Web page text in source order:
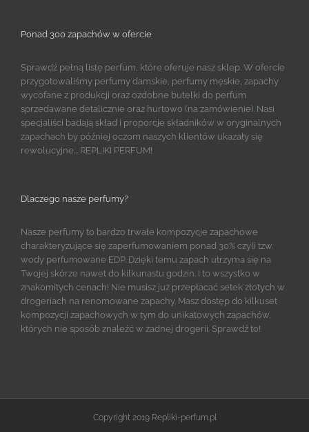
Ponad 300 zapachów w ofercie
Sprawdź pełną listę perfum, które oferuje nasz sklep. W ofercie
przygotowaliśmy perfumy damskie, perfumy męskie, zapachy
wycofane z produkcji oraz ozdobne butelki do perfum
sprzedawane detalicznie oraz hurtowo (na zamówienie). Nasi
specjaliści badają skład i proporcje składników w oryginalnych
zapachach by później oczom naszych klientów ukazały się
rewolucyjne... REPLIKI PERFUM!
Dlaczego nasze perfumy?
Nasze perfumy to bardzo trwałe kompozycje zapachowe
charakteryzujące się zaperfumowaniem ponad 30% czyli tzw.
wody perfumowane EDP. Dzięki temu zapach utrzyma się na
Twojej skórze nawet do kilkunastu godzin. I to wszystko w
znakomitych cenach! Nie musisz już przepłacać setek złotych w
drogeriach na renomowane zapachy. Masz dostęp do kilkuset
kompozycji zapachowych w tym do unikatowych zapachów,
których nie sposób znaleźć w żadnej drogerii. Sprawdź to!
Copyright 2019 Repliki-perfum.pl